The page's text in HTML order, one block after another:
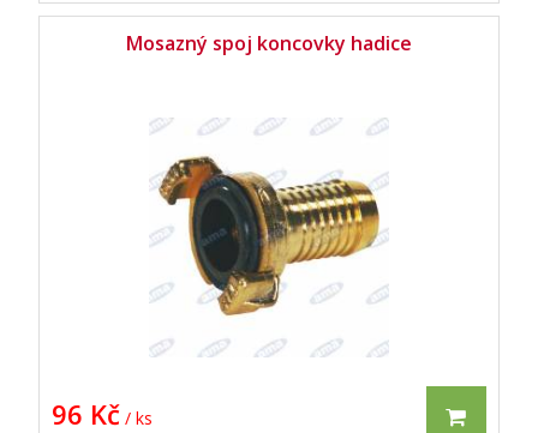
Mosazný spoj koncovky hadice
96 Kč / ks